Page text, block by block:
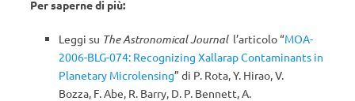
Per saperne di più:
Leggi su The Astronomical Journall’articolo “MOA-
2006-BLG-074: Recognizing Xallarap Contaminants in
Planetary Microlensing” di P. Rota,Y. Hirao,V.
Bozza, F. Abe, R. Barry, D. P. Bennett,A.